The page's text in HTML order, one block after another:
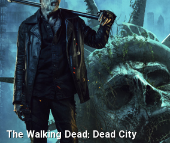
The Walking Dead: Dead City